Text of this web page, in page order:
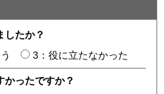
したか？
3：役に立たなかった
かったですか？